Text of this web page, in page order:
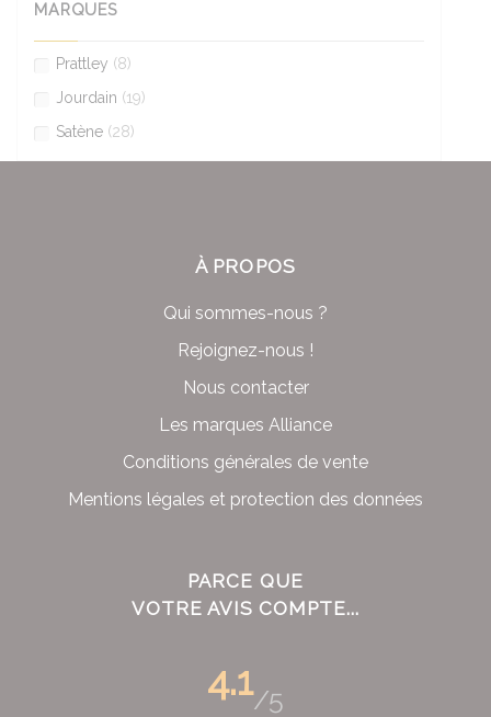
MARQUES
Prattley (8)
Jourdain (19)
Satène (28)
À PROPOS
Qui sommes-nous ?
Rejoignez-nous !
Nous contacter
Les marques Alliance
Conditions générales de vente
Mentions légales et protection des données
PARCE QUE
VOTRE AVIS COMPTE...
4.1/5